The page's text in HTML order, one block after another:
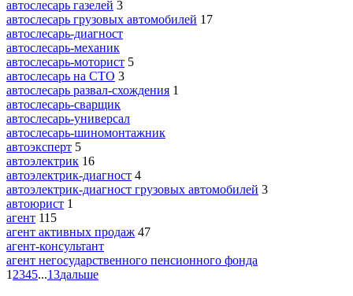
автослесарь газелей 3
автослесарь грузовых автомобилей 17
автослесарь-диагност
автослесарь-механик
автослесарь-моторист 5
автослесарь на СТО 3
автослесарь развал-схождения 1
автослесарь-сварщик
автослесарь-универсал
автослесарь-шиномонтажник
автоэксперт 5
автоэлектрик 16
автоэлектрик-диагност 4
автоэлектрик-диагност грузовых автомобилей 3
автоюрист 1
агент 115
агент активных продаж 47
агент-консультант
агент негосударственного пенсионного фонда
1 2345...13дальше